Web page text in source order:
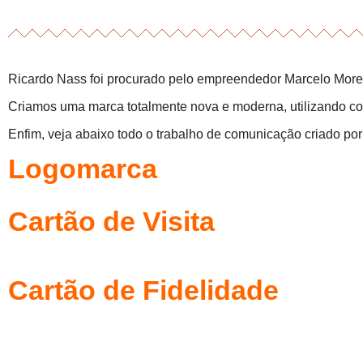
Ricardo Nass foi procurado pelo empreendedor Marcelo
Criamos uma marca totalmente nova e moderna, utilizando
Enfim, veja abaixo todo o trabalho de comunicação criado
Logomarca
Cartão de Visita
Cartão de Fidelidade